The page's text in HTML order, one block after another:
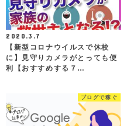
2020.3.7
【新型コロナウイルスで休校
に】見守りカメラがとっても便
利【おすすめする７…
ブログで稼ぐ